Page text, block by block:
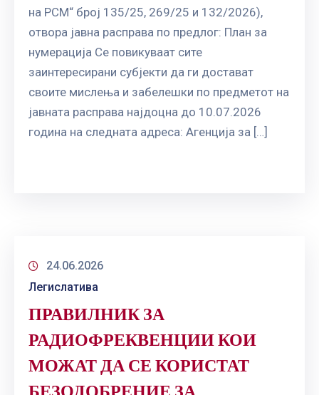
на РСМ“ број 135/25, 269/25 и 132/2026),
отвора јавна расправа по предлог: План за
нумерација Се повикуваат сите
заинтересирани субјекти да ги достават
своите мислења и забелешки по предметот на
јавната расправа најдоцна до 10.07.2026
година на следната адреса: Агенција за […]
24.06.2026
Легислатива
ПРАВИЛНИК ЗА
РАДИОФРЕКВЕНЦИИ КОИ
МОЖАТ ДА СЕ КОРИСТАТ